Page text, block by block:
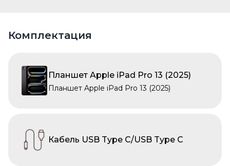
Комплектация
Планшет Apple iPad Pro 13 (2025)
Планшет Apple iPad Pro 13 (2025)
Кабель USB Type C/USB Type C